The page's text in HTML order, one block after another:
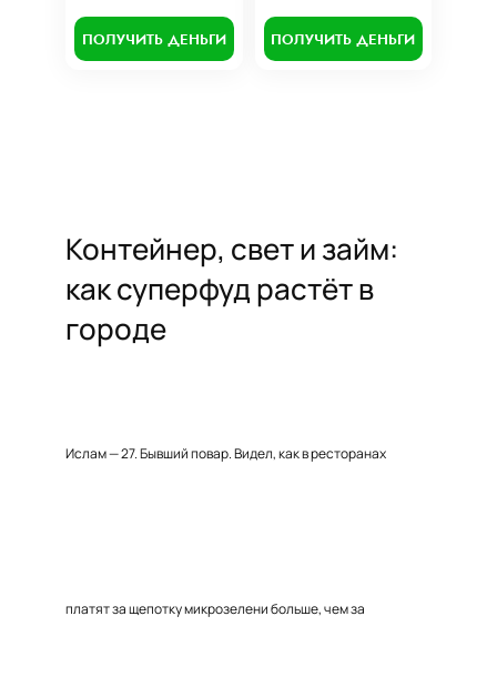
ПОЛУЧИТЬ ДЕНЬГИ ПОЛУЧИТЬ ДЕНЬГИ
Контейнер, свет и займ:
как суперфуд растёт в
городе
Ислам — 27. Бывший повар. Видел, как в ресторанах
платят за щепотку микрозелени больше, чем за